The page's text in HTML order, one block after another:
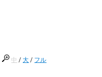
中 /大 / フル